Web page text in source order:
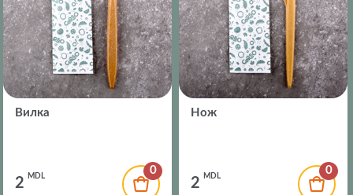
Вилка
2 MDL 0
Нож
2 MDL 0